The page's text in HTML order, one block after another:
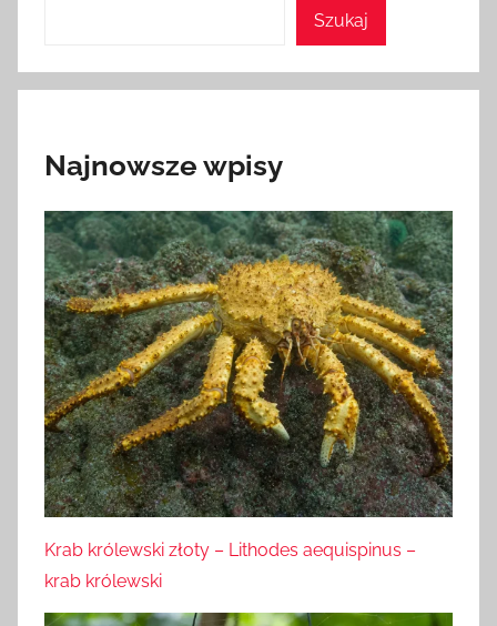
Szukaj
Najnowsze wpisy
Krab królewski złoty – Lithodes aequispinus –
krab królewski